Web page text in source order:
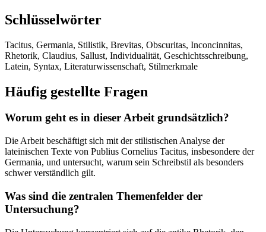
Schlüsselwörter
Tacitus, Germania, Stilistik, Brevitas, Obscuritas, Inconcinnitas,
Rhetorik, Claudius, Sallust, Individualität, Geschichtsschreibung,
Latein, Syntax, Literaturwissenschaft, Stilmerkmale
Häufig gestellte Fragen
Worum geht es in dieser Arbeit grundsätzlich?
Die Arbeit beschäftigt sich mit der stilistischen Analyse der
lateinischen Texte von Publius Cornelius Tacitus, insbesondere der
Germania, und untersucht, warum sein Schreibstil als besonders
schwer verständlich gilt.
Was sind die zentralen Themenfelder der
Untersuchung?